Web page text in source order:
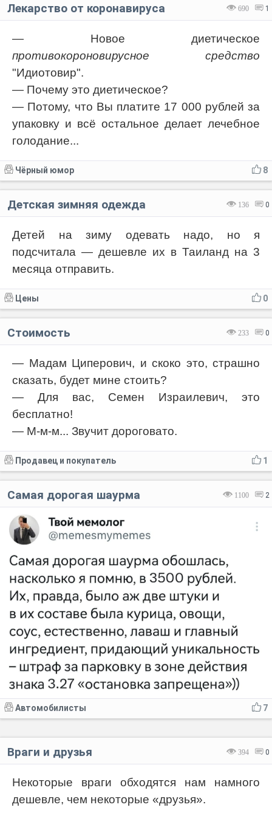
690 1
Лекарство от коронавируса
— Новое диетическое
противокороновирусное средство
"Идиотовир".
— Почему это диетическое?
— Потому, что Вы платите 17 000 рублей за
упаковку и всё остальное делает лечебное
голодание...
8
Чёрный юмор
136 0
Детская зимняя одежда
Детей на зиму одевать надо, но я
подсчитала — дешевле их в Таиланд на 3
месяца отправить.
0
Цены
233 0
Стоимость
— Мадам Циперович, и скоко это, страшно
сказать, будет мине стоить?
— Для вас, Семен Израилевич, это
бесплатно!
— М-м-м... Звучит дороговато.
1
Продавец и покупатель
1100 2
Самая дорогая шаурма
7
Автомобилисты
394 0
Враги и друзья
Некоторые враги обходятся нам намного
дешевле, чем некоторые «друзья».